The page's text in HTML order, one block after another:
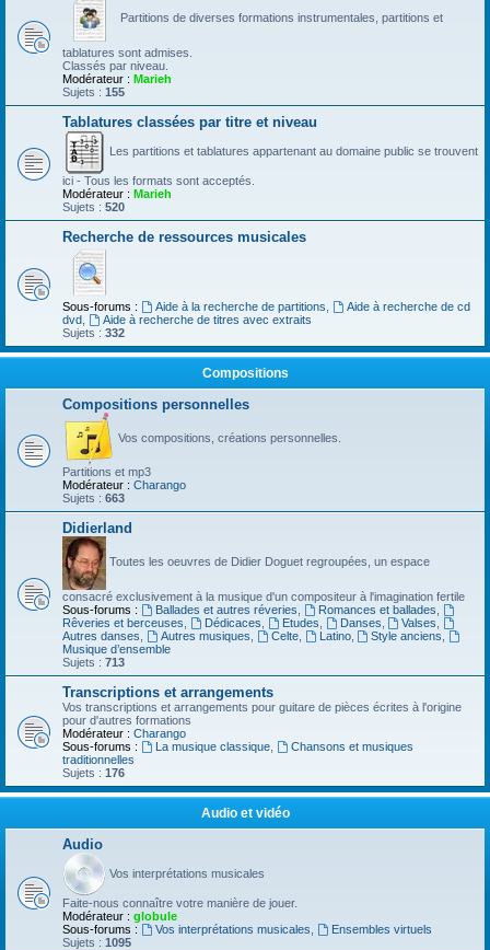
Partitions de diverses formations instrumentales, partitions et
tablatures sont admises.
Classés par niveau.
Modérateur : Marieh
Sujets : 155
Tablatures classées par titre et niveau
Les partitions et tablatures appartenant au domaine public se trouvent
ici - Tous les formats sont acceptés.
Modérateur : Marieh
Sujets : 520
Recherche de ressources musicales
Sous-forums : Aide à la recherche de partitions
Aide à recherche de cd
dvd
Aide à recherche de titres avec extraits
Sujets : 332
Compositions
Compositions personnelles
Vos compositions, créations personnelles.
Partitions et mp3
Modérateur : Charango
Sujets : 663
Didierland
Toutes les oeuvres de Didier Doguet regroupées, un espace
consacré exclusivement à la musique d'un compositeur à l'imagination fertile
Sous-forums :
Ballades et autres réveries Romances et ballades
Rêveries et berceuses
Dédicaces Etudes Danses Valses
Autres danses
Autres musiques Celte, Latino, Style anciens
Musique d’ensemble
Sujets : 713
Transcriptions et arrangements
Vos transcriptions et arrangements pour guitare de pièces écrites à l'origine
pour d'autres formations
Modérateur : Charango
Sous-forums :
La musique classique,
Chansons et musiques
traditionnelles
Sujets : 176
Audio et vidéo
Audio
Vos interprétations musicales
Faite-nous connaître votre manière de jouer.
Modérateur : globule
Sous-forums :
Vos interprétations musicales
Ensembles virtuels
Sujets : 1095